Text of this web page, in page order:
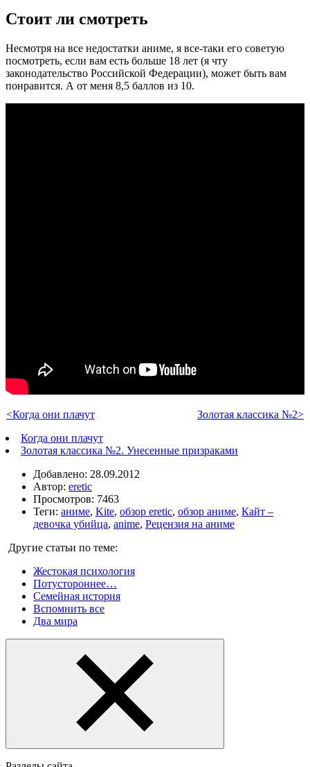
Стоит ли смотреть
Несмотря на все недостатки аниме, я все-таки его советую
посмотреть, если вам есть больше 18 лет (я чту
законодательство Российской Федерации), может быть вам
понравится. А от меня 8,5 баллов из 10.
<Когда они плачут
Золотая классика №2>
Когда они плачут
Золотая классика №2. Унесенные призраками
Добавлено: 28.09.2012
Автор: eretic
Просмотров: 7463
Теги: аниме, Kite, обзор eretic, обзор аниме, Кайт –
девочка убийца, anime, Рецензия на аниме
Другие статьи по теме:
Жестокая психология
Потустороннее…
Семейная история
Вспомнить все
Два мира